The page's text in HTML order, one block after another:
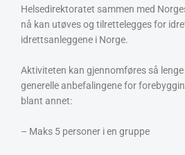
Helsedirektoratet sammen med
nå kan utøves og tilrettelegges for
idrettsanleggene i Norge.
Aktiviteten kan gjennomføres så
generelle anbefalingene for
blant annet:
– Maks 5 personer i en gruppe